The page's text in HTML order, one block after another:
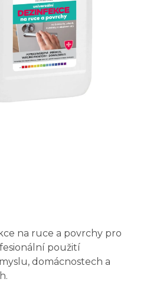
na ruce a povrchy pro
použití
domácnostech a